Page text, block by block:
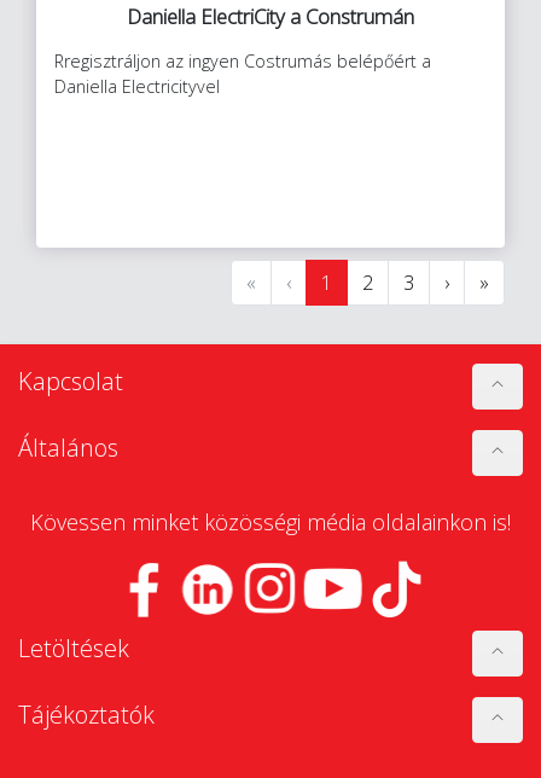
Daniella ElectriCity a Construmán
Rregisztráljon az ingyen Costrumás belépőért a
Daniella Electricityvel
« ‹ 1 2 3 › »
Kapcsolat
Általános
Kövessen minket közösségi média oldalainkon is!
Letöltések
Tájékoztatók